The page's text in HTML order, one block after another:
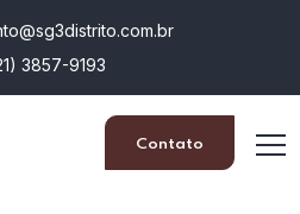
3857-9193
Contato